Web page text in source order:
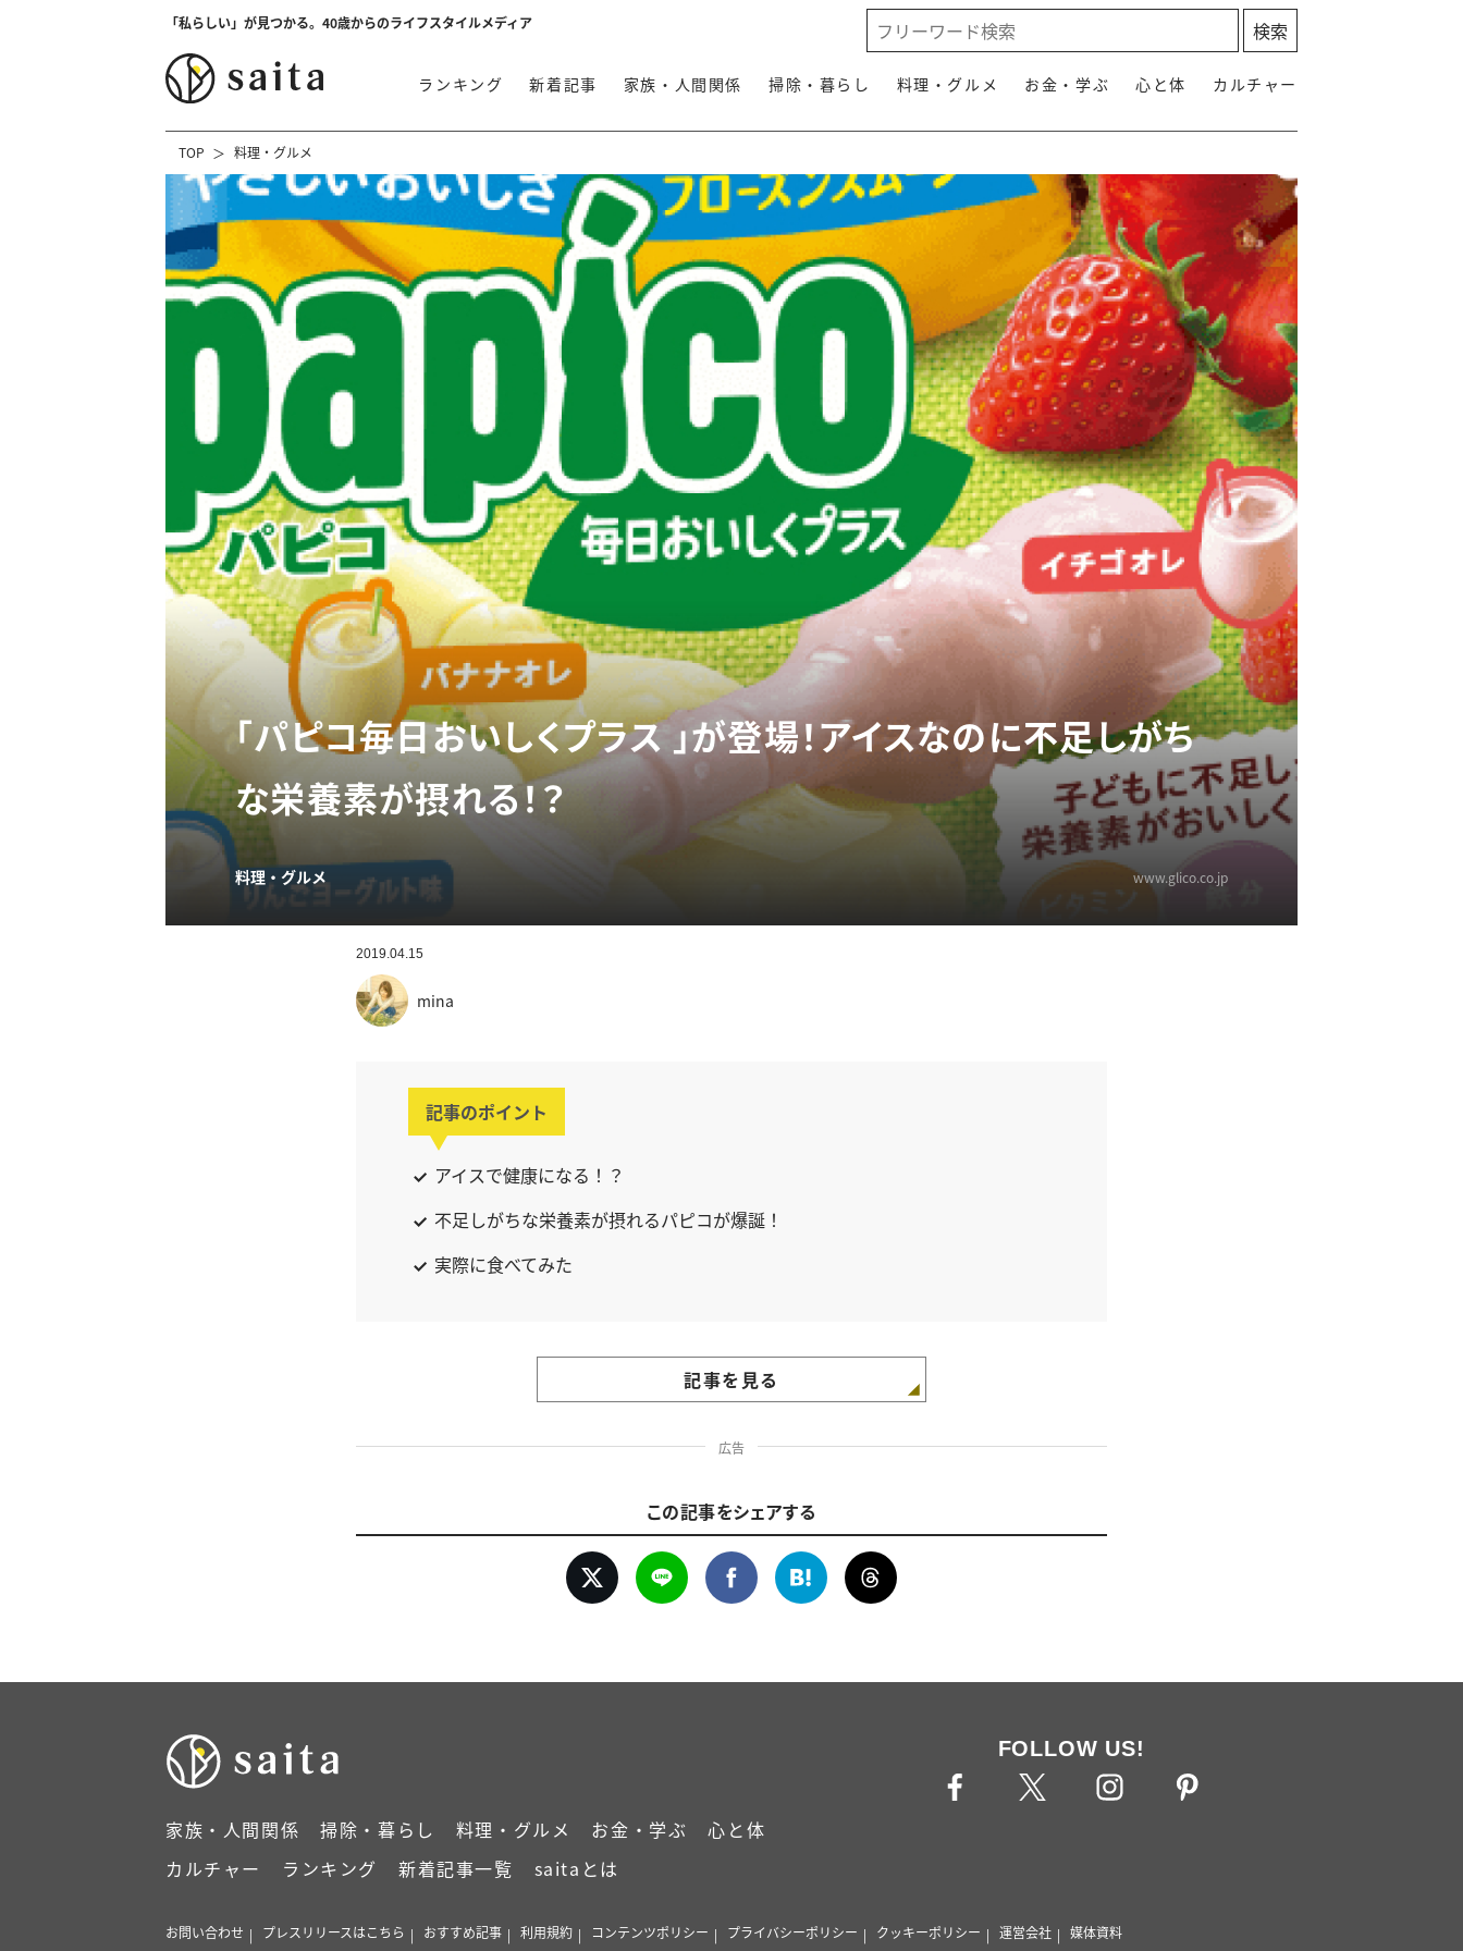
「私らしい」が見つかる。40歳からのライフスタイルメディア
ランキング 新着記事 家族・人間関係 掃除・暮らし 料理・グルメ お金・学ぶ 心と体 カルチャー
TOP 料理・グルメ
「パピコ毎日おいしくプラス 」が登場！アイスなのに不足しがち
な栄養素が摂れる！？
料理・グルメ www.glico.co.jp
2019.04.15
mina
記事のポイント
アイスで健康になる！？
不足しがちな栄養素が摂れるパピコが爆誕！
実際に食べてみた
記事を見る
広告
この記事をシェアする
家族・人間関係 掃除・暮らし 料理・グルメ お金・学ぶ
心と体
カルチャー
ランキング 新着記事一覧 saitaとは
FOLLOW US!
お問い合わせ プレスリリースはこちら おすすめ記事 利用規約 コンテンツポリシー プライバシーポリシー クッキーポリシー 運営会社 媒体資料